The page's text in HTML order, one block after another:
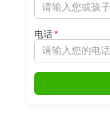
电话*